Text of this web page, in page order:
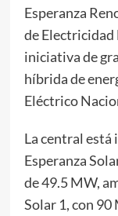
Esperanza
de Electricidad
iniciativa de
híbrida de
Eléctrico
La central está
Esperanza
de 49.5 MW,
Solar 1, con 90